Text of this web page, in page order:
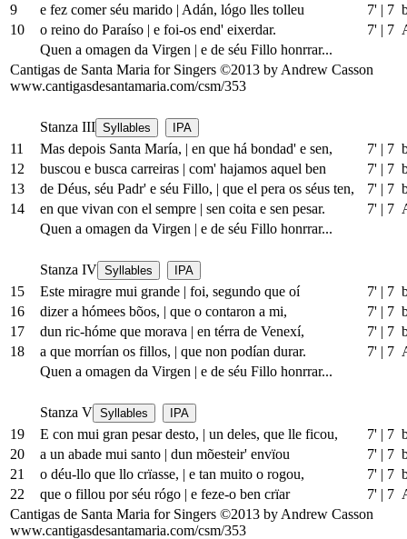
9
e fez comer séu marido | Adán, lógo lles tolleu 7' | 7
10
o reino do Paraíso | e foi-os end' eixerdar. 7' | 7
Quen a omagen da Virgen | e de séu Fillo honrrar...
Cantigas de Santa Maria for Singers ©2013 by Andrew Casson
www.cantigasdesantamaria.com/csm/353
Stanza III Syllables IPA
11 Mas depois Santa María, | en que há bondad' e sen, 7' | 7
12
buscou e busca carreiras | com' hajamos aquel ben 7' | 7
13
de Déus, séu Padr' e séu Fillo, | que el pera os séus ten, 7' | 7
14
en que vivan con el sempre | sen coita e sen pesar. 7' | 7
Quen a omagen da Virgen | e de séu Fillo honrrar...
Stanza IV Syllables IPA
15 Este miragre mui grande | foi, segundo que oí 7' | 7
16
dizer a hómees bõos, | que o contaron a mi, 7' | 7
17
dun ric-hóme que morava | en térra de Venexí, 7' | 7
18
a que morrían os fillos, | que non podían durar. 7' | 7
Quen a omagen da Virgen | e de séu Fillo honrrar...
Stanza V Syllables IPA
19 E con mui gran pesar desto, | un deles, que lle ficou, 7' | 7
20
a un abade mui santo | dun mõesteir' envïou 7' | 7
21
o déu-llo que llo crïasse, | e tan muito o rogou, 7' | 7
22
que o fillou por séu rógo | e feze-o ben crïar 7' | 7
Cantigas de Santa Maria for Singers ©2013 by Andrew Casson
www.cantigasdesantamaria.com/csm/353